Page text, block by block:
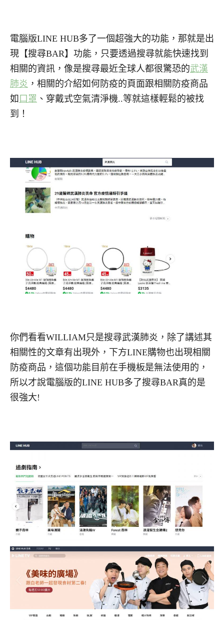
電腦版LINE HUB多了一個超強大的功能，那就是出
現【搜尋BAR】功能，只要透過搜尋就能快速找到
相關的資訊，像是搜尋最近全球人都很驚恐的武漢
肺炎 ，相關的介紹如何防疫的頁面跟相關防疫商品
如 口罩 、穿戴式空氣清淨機..等就這樣輕鬆的被找
到！
你們看看WILLIAM只是搜尋武漢肺炎，除了講述其
相關性的文章有出現外，下方LINE購物也出現相關
防疫商品，這個功能目前在手機板是無法使用的，
所以才說電腦版的LINE HUB多了搜尋BAR真的是
很強大!